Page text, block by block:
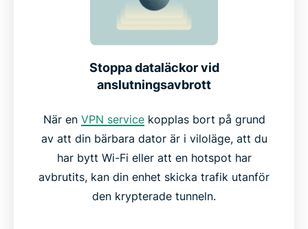
Verkliga scenarier där Internet Kill Switch hjälper
Den bästa kill switch VPN jämfört med andra VPN-
Den pålitliga tekniken bakom Internet Kill Switch
Vad folk säger om ExpressVPN
Vanliga frågor: Om VPN kill switch
Stoppa dataläckor vid
anslutningsavbrott
När en VPN servicekopplas bort på grund
av att din bärbara dator är i viloläge, att du
har bytt Wi-Fi eller att en hotspot har
avbrutits, kan din enhet skicka trafik utanför
den krypterade tunneln.